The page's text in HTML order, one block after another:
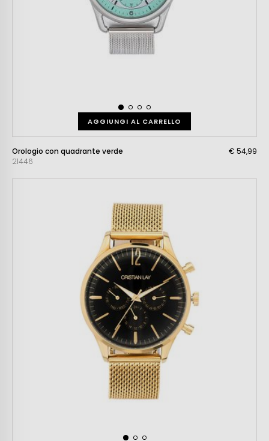
AGGIUNGI AL CARRELLO
Orologio con quadrante verde
21446
€ 54,99